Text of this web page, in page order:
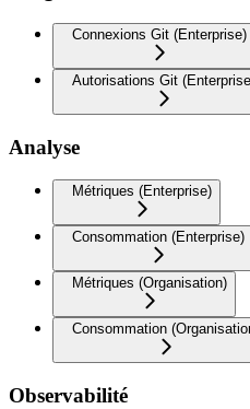
Connexions Git (Enterprise)
Autorisations Git
Analyse
Métriques (Enterprise)
Consommation (Enterprise)
Métriques (Organisation)
Consommation
Observabilité